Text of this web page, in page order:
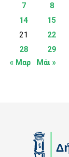
7
8
14
15
21
22
28
29
« Μαρ
Μάι »